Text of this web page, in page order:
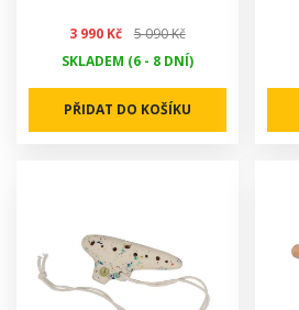
3 990 Kč
5 090 Kč
SKLADEM (6 - 8 DNÍ)
PŘIDAT DO KOŠÍKU